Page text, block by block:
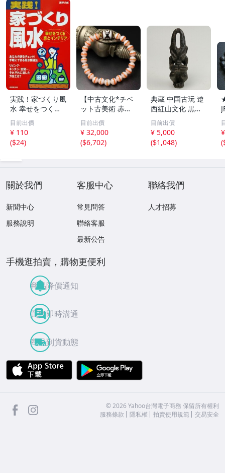
実践！家づくり風
水 幸せをつくる
家とインテリア/
浅野八郎(著者)
目前出價
¥ 110
($24)
【中古文化*チベ
ット古美術 赤縞
天眼瑪瑙丸珠 天
地天珠組み合わせ
ブレスレット 縞
瑪瑙 古玩 アンテ
目前出價
¥ 32,000
($6,702)
典蔵 中国古玩 遼
西紅山文化 黒曜
石 黒皮玉 太陽神
祈祷像 唐物 骨董
品 古美術 古玉 彫
刻 時代物 魔除け
目前出價
¥ 5,000
($1,048)
(
關於我們
新聞中心
服務說明
客服中心
常見問答
聯絡客服
最新公告
聯絡我們
人才招募
手機逛拍賣，購物更便利
商品降價通知
買賣即時溝通
商品到貨動態
APP Store
facebook ©2026 Yahoo台灣電子商務 保留所有權利
服務條款
隱私權 拍賣使用規範 交易安全